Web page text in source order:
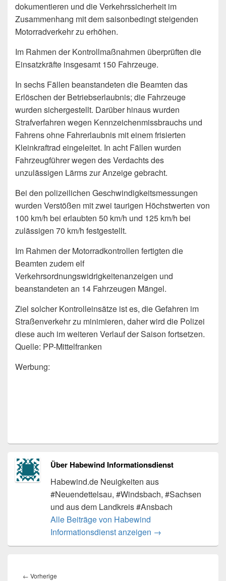
dokumentieren und die Verkehrssicherheit im
Zusammenhang mit dem saisonbedingt steigenden
Motorradverkehr zu erhöhen.
Im Rahmen der Kontrollmaßnahmen überprüften die
Einsatzkräfte insgesamt 150 Fahrzeuge.
In sechs Fällen beanstandeten die Beamten das
Erlöschen der Betriebserlaubnis; die Fahrzeuge
wurden sichergestellt. Darüber hinaus wurden
Strafverfahren wegen Kennzeichenmissbrauchs und
Fahrens ohne Fahrerlaubnis mit einem frisierten
Kleinkraftrad eingeleitet. In acht Fällen wurden
Fahrzeugführer wegen des Verdachts des
unzulässigen Lärms zur Anzeige gebracht.
Bei den polizeilichen Geschwindigkeitsmessungen
wurden Verstößen mit zwei taurigen Höchstwerten von
100 km/h bei erlaubten 50 km/h und 125 km/h bei
zulässigen 70 km/h festgestellt.
Im Rahmen der Motorradkontrollen fertigten die
Beamten zudem elf
Verkehrsordnungswidrigkeitenanzeigen und
beanstandeten an 14 Fahrzeugen Mängel.
Ziel solcher Kontrolleinsätze ist es, die Gefahren im
Straßenverkehr zu minimieren, daher wird die Polizei
diese auch im weiteren Verlauf der Saison fortsetzen.
Quelle: PP-Mittelfranken
Werbung:
Über Habewind Informationsdienst
Habewind.de Neuigkeiten aus
#Neuendettelsau, #Windsbach, #Sachsen
und aus dem Landkreis #Ansbach
Alle Beiträge von Habewind
Informationsdienst anzeigen →
← Vorherige